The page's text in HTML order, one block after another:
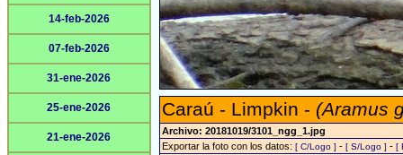
14-feb-2026
07-feb-2026
31-ene-2026
25-ene-2026
21-ene-2026
Caraú - Limpkin - (Aramus
Archivo: 20181019/3101_ngg_1.jpg
Exportar la foto con los datos: [ C/Logo ] - [ S/Logo ] - [